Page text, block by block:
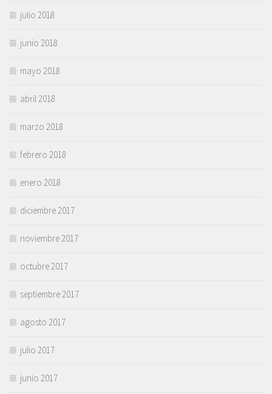
julio 2018
junio 2018
mayo 2018
abril 2018
marzo 2018
febrero 2018
enero 2018
diciembre 2017
noviembre 2017
octubre 2017
septiembre 2017
agosto 2017
julio 2017
junio 2017